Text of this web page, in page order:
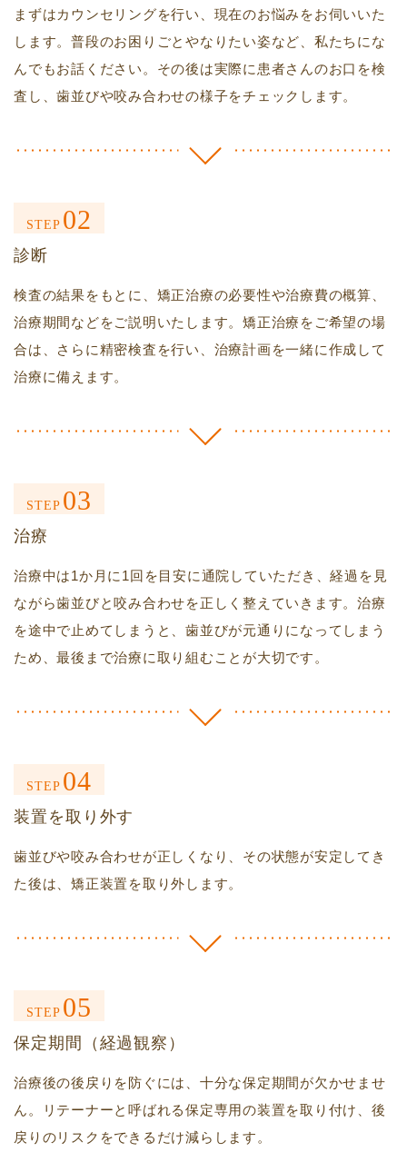
まずはカウンセリングを行い、現在のお悩みをお伺いいた
します。普段のお困りごとやなりたい姿など、私たちにな
んでもお話ください。その後は実際に患者さんのお口を検
査し、歯並びや咬み合わせの様子をチェックします。
STEP 02
診断
検査の結果をもとに、矯正治療の必要性や治療費の概算、
治療期間などをご説明いたします。矯正治療をご希望の場
合は、さらに精密検査を行い、治療計画を一緒に作成して
治療に備えます。
STEP 03
治療
治療中は1か月に1回を目安に通院していただき、経過を見
ながら歯並びと咬み合わせを正しく整えていきます。治療
を途中で止めてしまうと、歯並びが元通りになってしまう
ため、最後まで治療に取り組むことが大切です。
STEP 04
装置を取り外す
歯並びや咬み合わせが正しくなり、その状態が安定してき
た後は、矯正装置を取り外します。
STEP 05
保定期間（経過観察）
治療後の後戻りを防ぐには、十分な保定期間が欠かせませ
ん。リテーナーと呼ばれる保定専用の装置を取り付け、後
戻りのリスクをできるだけ減らします。